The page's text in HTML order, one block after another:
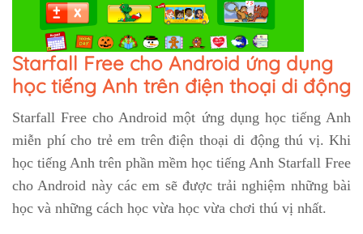
Starfall Free cho Android ứng dụng
học tiếng Anh trên điện thoại di động
Starfall Free cho Android một ứng dụng học tiếng Anh
miễn phí cho trẻ em trên điện thoại di động thú vị. Khi
học tiếng Anh trên phần mềm học tiếng Anh Starfall Free
cho Android này các em sẽ được trải nghiệm những bài
học và những cách học vừa học vừa chơi thú vị nhất.